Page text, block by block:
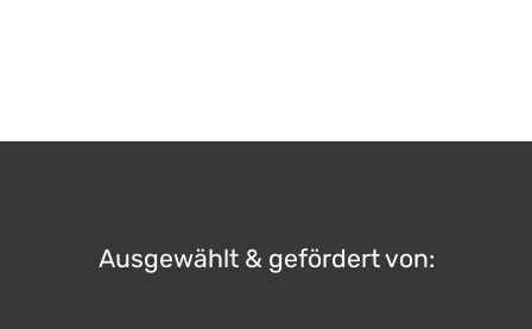
Ausgewählt & gefördert von: